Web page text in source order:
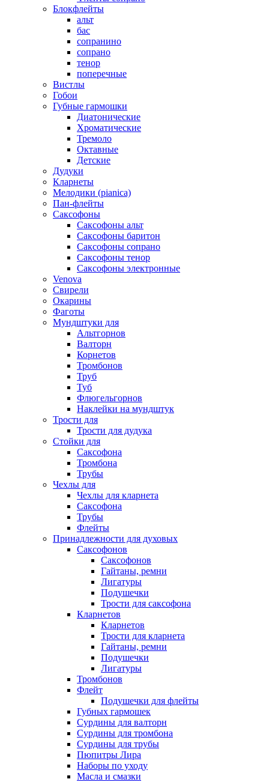
Блокфлейты
альт
бас
сопранино
сопрано
тенор
поперечные
Вистлы
Гобои
Губные гармошки
Диатонические
Хроматические
Тремоло
Октавные
Детские
Дудуки
Кларнеты
Мелодики (pianica)
Пан-флейты
Саксофоны
Саксофоны альт
Саксофоны баритон
Саксофоны сопрано
Саксофоны тенор
Саксофоны электронные
Venova
Свирели
Окарины
Фаготы
Мундштуки для
Альтгорнов
Валторн
Корнетов
Тромбонов
Труб
Туб
Флюгельгорнов
Наклейки на мундштук
Трости для
Трости для дудука
Стойки для
Саксофона
Тромбона
Трубы
Чехлы для
Чехлы для кларнета
Саксофона
Трубы
Флейты
Принадлежности для духовых
Саксофонов
Саксофонов
Гайтаны, ремни
Лигатуры
Подушечки
Трости для саксофона
Кларнетов
Кларнетов
Трости для кларнета
Гайтаны, ремни
Подушечки
Лигатуры
Тромбонов
Флейт
Подушечки для флейты
Губных гармошек
Сурдины для валторн
Сурдины для тромбона
Сурдины для трубы
Пюпитры Лира
Наборы по уходу
Масла и смазки